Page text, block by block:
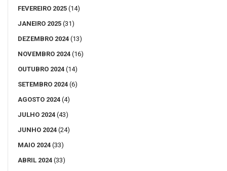
FEVEREIRO 2025 (14)
JANEIRO 2025 (31)
DEZEMBRO 2024 (13)
NOVEMBRO 2024 (16)
OUTUBRO 2024 (14)
SETEMBRO 2024 (6)
AGOSTO 2024 (4)
JULHO 2024 (43)
JUNHO 2024 (24)
MAIO 2024 (33)
ABRIL 2024 (33)